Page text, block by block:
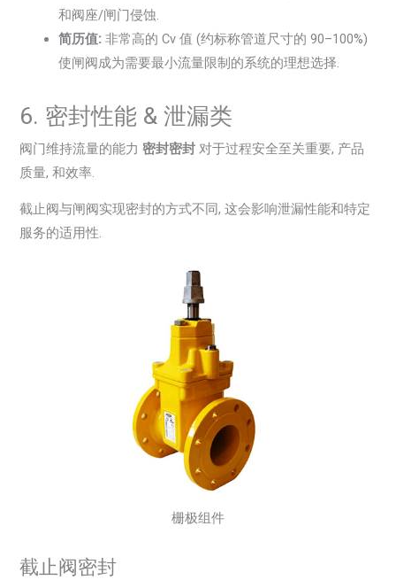
和阀座/闸门侵蚀.
简历值: 非常高的 Cv 值 (约标称管道尺寸的 90–100%)
使闸阀成为需要最小流量限制的系统的理想选择.
6. 密封性能 & 泄漏类
阀门维持流量的能力密封密封 对于过程安全至关重要, 产品
质量, 和效率.
截止阀与闸阀实现密封的方式不同, 这会影响泄漏性能和特定
服务的适用性.
栅极组件
截止阀密封